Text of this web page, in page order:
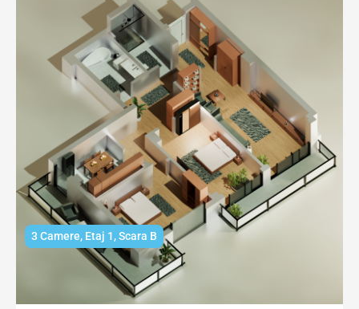
3 Camere, Etaj 1,Scara B